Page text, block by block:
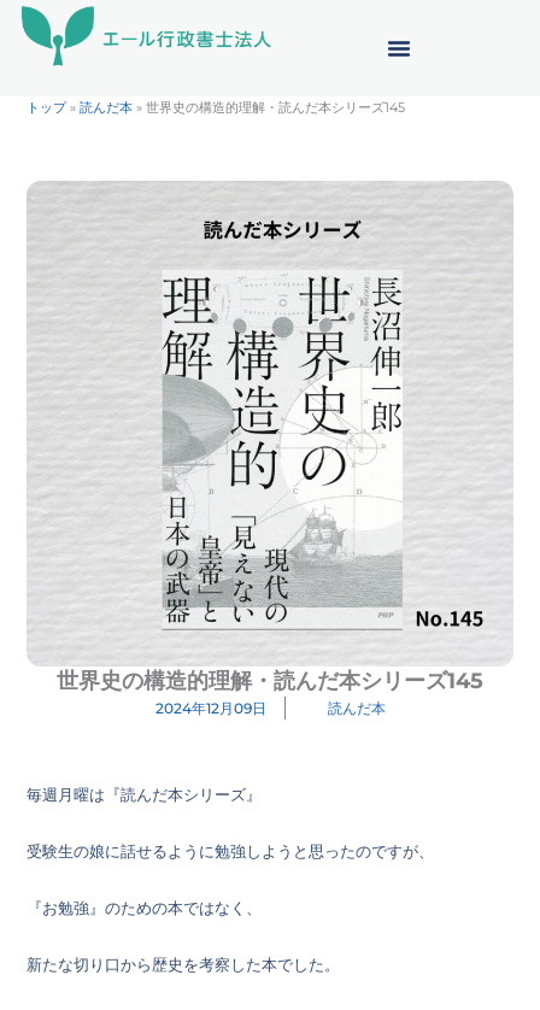
トップ»読んだ本 »世界史の構造的理解・読んだ本シリーズ145
世界史の構造的理解・読んだ本シリーズ145
2024年12月09日 読んだ本
毎週月曜は『読んだ本シリーズ』
受験生の娘に話せるように勉強しようと思ったのですが、
『お勉強』のための本ではなく、
新たな切り口から歴史を考察した本でした。